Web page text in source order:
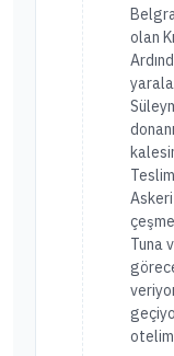
olan
Tuna